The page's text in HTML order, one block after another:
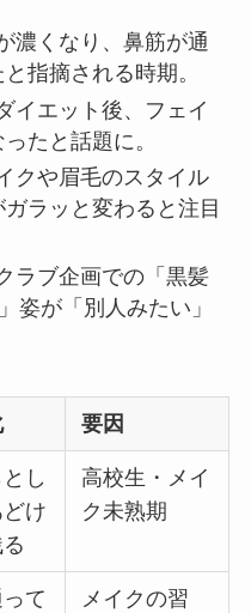
濃くなり、鼻筋が通
指摘される時期。
イエット後、フェイ
たと話題に。
クや眉毛のスタイル
ラッと変わると注目
ラブ企画での「黒髪
姿が「別人みたい」
要因
し
け
高校生・メイ
ク未熟期
て
メイクの習